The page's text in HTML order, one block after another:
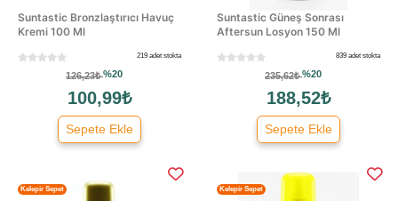
Suntastic Bronzlaştırıcı Havuç
Kremi 100 Ml
219 adet stokta
126,23₺%20
100,99₺
Sepete Ekle
Suntastic Güneş Sonrası
Aftersun Losyon 150 Ml
839 adet stokta
235,62₺%20
188,52₺
Sepete Ekle
Kelepir Sepet Kelepir Sepet